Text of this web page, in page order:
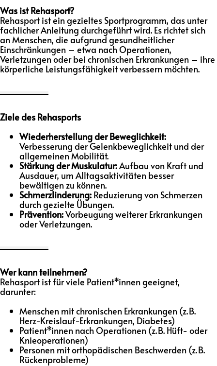
Was ist Rehasport?
Rehasport ist ein gezieltes Sportprogramm, das unter
fachlicher Anleitung durchgeführt wird. Es richtet sich
an Menschen, die aufgrund gesundheitlicher
Einschränkungen – etwa nach Operationen,
Verletzungen oder bei chronischen Erkrankungen – ihre
körperliche Leistungsfähigkeit verbessern möchten.
Ziele des Rehasports
Wiederherstellung der Beweglichkeit:
Verbesserung der Gelenkbeweglichkeit und der
allgemeinen Mobilität.
Stärkung der Muskulatur:Aufbau von Kraft und
Ausdauer, um Alltagsaktivitäten besser
bewältigen zu können.
Schmerzlinderung: Reduzierung von Schmerzen
durch gezielte Übungen.
Prävention:Vorbeugung weiterer Erkrankungen
oder Verletzungen.
Wer kann teilnehmen?
Rehasport ist für viele Patient*innen geeignet,
darunter:
Menschen mit chronischen Erkrankungen (z. B.
Herz-Kreislauf-Erkrankungen, Diabetes)
Patient*innen nach Operationen (z. B. Hüft- oder
Knieoperationen)
Personen mit orthopädischen Beschwerden (z. B.
Rückenprobleme)